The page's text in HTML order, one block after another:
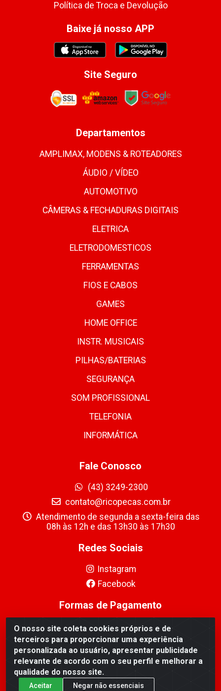
O nosso site coleta cookies próprios e de
terceiros para proporcionar uma experiência
personalizada ao usuário, apresentar publicidade
relevante de acordo com o seu perfil e melhorar a
qualidade do nosso site.
Aceitar Negar não essenciais
Política de Troca e Devolução
Baixe já nosso APP
Site Seguro
Departamentos
AMPLIMAX, MODENS & ROTEADORES
ÁUDIO / VÍDEO
AUTOMOTIVO
CÂMERAS & FECHADURAS DIGITAIS
ELETRICA
ELETRODOMESTICOS
FERRAMENTAS
FIOS E CABOS
GAMES
HOME OFFICE
INSTR. MUSICAIS
PILHAS/BATERIAS
SEGURANÇA
SOM PROFISSIONAL
TELEFONIA
INFORMÁTICA
Fale Conosco
(43) 3249-2300
contato@ricopecas.com.br
Atendimento de segunda a sexta-feira das
08h às 12h e das 13h30 às 17h30
Redes Sociais
Instagram
Facebook
Formas de Pagamento
Ricopeças Comércio de componentes Eletrônicos Ltda -
Rua Alicio Francisco Mafra, 968 - Jardim Taroba,
Cambé/PR - CEP 86.191-390 - CNPJ 06.241.208/0001-